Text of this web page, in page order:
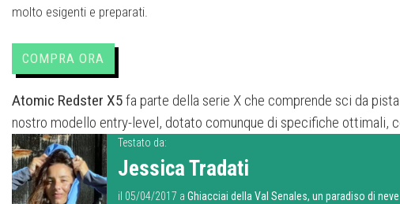
molto esigenti e preparati.
COMPRA ORA
Atomic Redster X5fa parte della serie X che comprende sci da pista
nostro modello entry-level, dotato comunque di specifiche ottimali,
Testato da:
Jessica Tradati
il 05/04/2017 a Ghiacciai della Val Senales, un paradiso di